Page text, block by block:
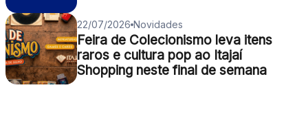
22/07/2026 Novidades
Feira de Colecionismo leva itens
raros e cultura pop ao Itajaí
Shopping neste final de semana